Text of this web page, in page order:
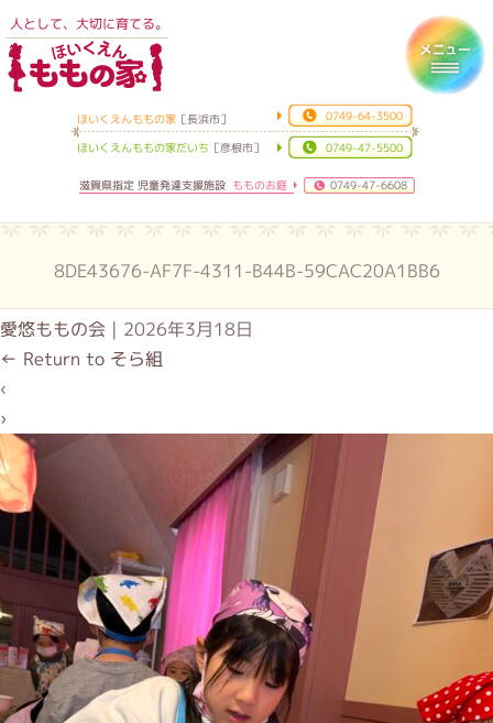
人として、大切に育てる。
ほいくえんももの家 ［長浜市］ 0749-64-3500
ほいくえんももの家だいち ［彦根市］ 0749-47-5500
滋賀県指定 児童発達支援施設もものお庭 0749-47-6608
8DE43676-AF7F-4311-B44B-59CAC20A1BB6
愛悠ももの会 | 2026年3月18日
← Return to そら組
‹
›